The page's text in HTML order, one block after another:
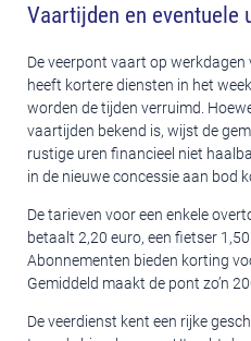
Vaartijden en eventuele
De veerpont vaart op
heeft kortere diensten in het
worden de tijden verruimd.
vaartijden bekend is, wijst de
rustige uren financieel niet
in de nieuwe concessie aan bod
De tarieven voor een enkele
betaalt 2,20 euro, een fietser
Abonnementen bieden korting
Gemiddeld maakt de pont zo’n
De veerdienst kent een rijke